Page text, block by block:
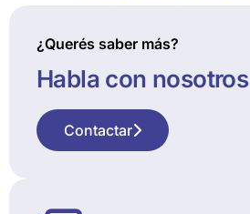
¿Querés saber más?
Habla con nosotros
Contactar